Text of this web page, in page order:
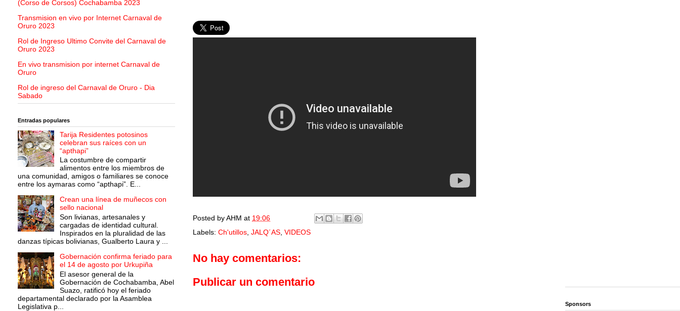
Posted byAHM at 19:06
Labels: Ch'utillos, JALQ´AS, VIDEOS
No hay comentarios:
Publicar un comentario
(Corso de Corsos) Cochabamba 2023
Transmision en vivo por Internet Carnaval de
Oruro 2023
Rol de Ingreso Ultimo Convite del Carnaval de
Oruro 2023
En vivo transmision por internet Carnaval de
Oruro
Rol de ingreso del Carnaval de Oruro - Dia
Sabado
Entradas populares
Tarija Residentes potosinos
celebran sus raíces con un
“apthapi”
La costumbre de compartir
alimentos entre los miembros de
una comunidad, amigos o familiares se conoce
entre los aymaras como “apthapi”. E...
Crean una línea de muñecos con
sello nacional
Son livianas, artesanales y
cargadas de identidad cultural.
Inspirados en la pluralidad de las
danzas típicas bolivianas, Gualberto Laura y ...
Gobernación confirma feriado para
el 14 de agosto por Urkupiña
El asesor general de la
Gobernación de Cochabamba, Abel
Suazo, ratificó hoy el feriado
departamental declarado por la Asamblea
Legislativa p...
Sponsors